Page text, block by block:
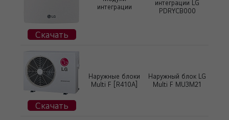
Скачать
интеграции
интеграции LG
PDRYCB000
Скачать
Наружные блоки
Multi F [R410А]
Наружный блок LG
Multi F MU3M21